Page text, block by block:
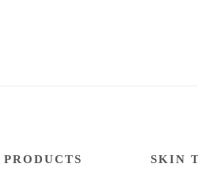
PRODUCTS SKIN